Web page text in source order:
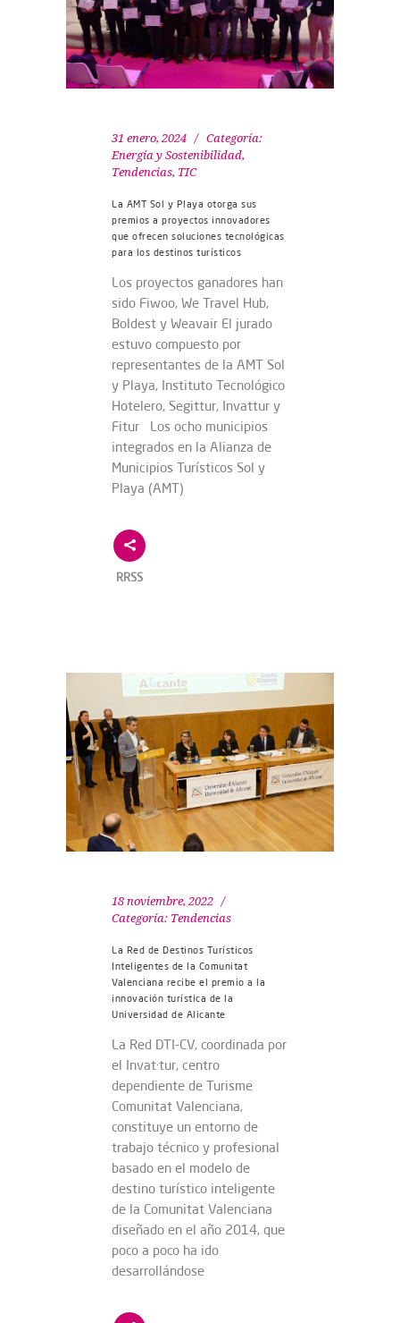
31 enero, 2024
Categoría:
Energía y Sostenibilidad,
Tendencias, TIC
La AMT Sol y Playa otorga sus
premios a proyectos innovadores
que ofrecen soluciones tecnológicas
para los destinos turísticos
Los proyectos ganadores han
sido Fiwoo, We Travel Hub,
Boldest y Weavair El jurado
estuvo compuesto por
representantes de la AMT Sol
y Playa, Instituto Tecnológico
Hotelero, Segittur, Invattur y
Fitur Los ocho municipios
integrados en la Alianza de
Municipios Turísticos Sol y
Playa (AMT)
RRSS
18 noviembre, 2022
Categoría: Tendencias
La Red de Destinos Turísticos
Inteligentes de la Comunitat
Valenciana recibe el premio a la
innovación turística de la
Universidad de Alicante
La Red DTI-CV, coordinada por
el Invat·tur, centro
dependiente de Turisme
Comunitat Valenciana,
constituye un entorno de
trabajo técnico y profesional
basado en el modelo de
destino turístico inteligente
de la Comunitat Valenciana
diseñado en el año 2014, que
poco a poco ha ido
desarrollándose